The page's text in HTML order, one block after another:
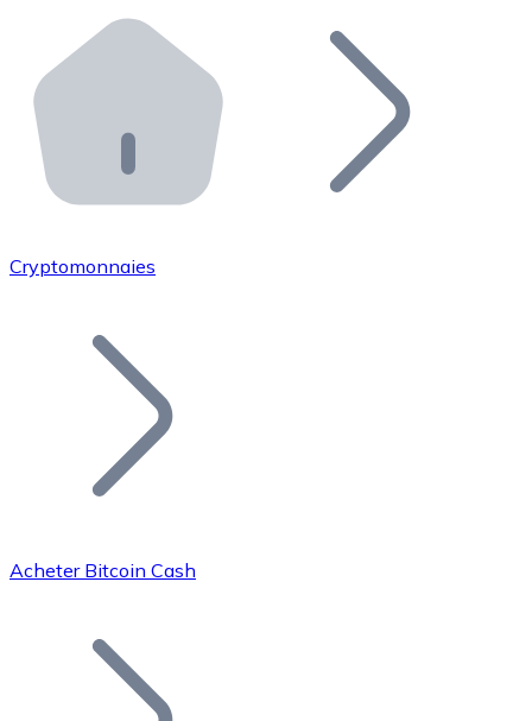
Distributeurs automatiques Bitnovo
Intégrez un ATM Bitnovo dans votre entreprise et
API Bitnovo
Intégrez notre API dans votre écosystème.
Rejoignez notre réseau de distributeurs et
Ajoutez le token de votre projet à notre service
Bitcoin
Cryptomonnaies
Acheter Bitcoin Cash